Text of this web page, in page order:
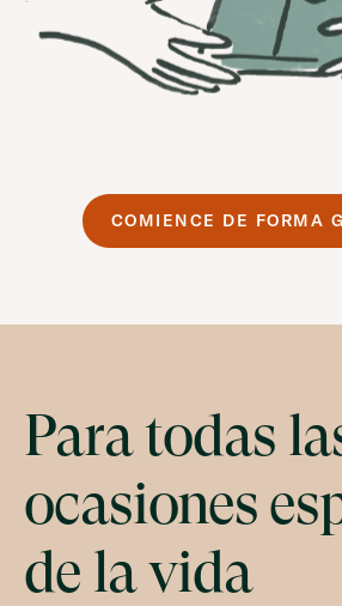
COMIENCE DE FORMA
Para todas
ocasiones
de la vida